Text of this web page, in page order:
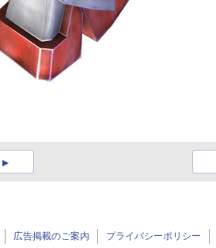
広告掲載のご案内 プライバシーポリシー